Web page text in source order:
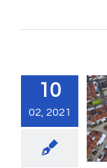
10
02, 2021